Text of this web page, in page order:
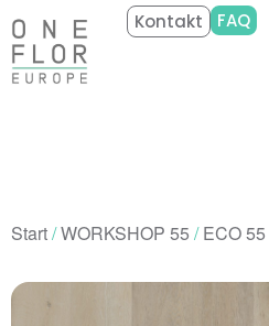
Kontakt FAQ
Start/WORKSHOP 55 /ECO 55